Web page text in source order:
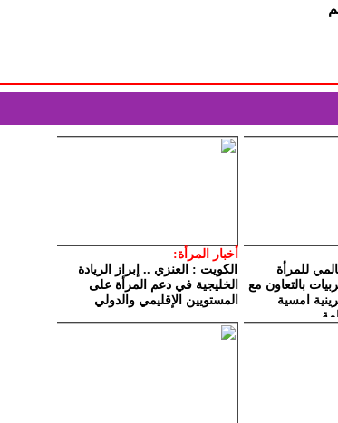
للمرأة
بالتعاون مع
امسية
أخبار المرأة:
الكويت : العنزي .. إبراز الريادة
الخليجية في دعم المرأة على
المستويين الإقليمي والدولي